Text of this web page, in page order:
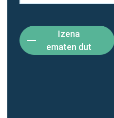
Izena
ematen dut